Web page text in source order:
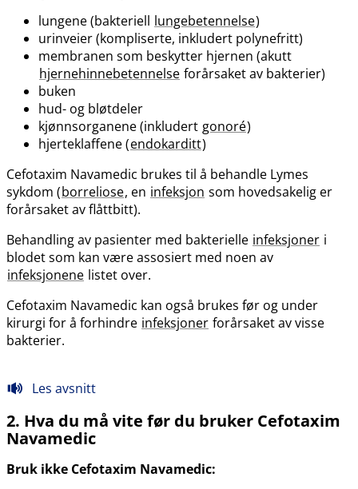
lungene (bakteriell lungebetennelse)
urinveier (kompliserte, inkludert polynefritt)
membranen som beskytter hjernen (akutt
hjernehinnebetennelse forårsaket av bakterier)
buken
hud- og bløtdeler
kjønnsorganene (inkludert gonoré)
hjerteklaffene (endokarditt)
Cefotaxim Navamedic brukes til å behandle Lymes
sykdom (borreliose, en infeksjon som hovedsakelig er
forårsaket av flåttbitt).
Behandling av pasienter med bakterielle infeksjoner i
blodet som kan være assosiert med noen av
infeksjonene listet over.
Cefotaxim Navamedic kan også brukes før og under
kirurgi for å forhindre infeksjoner forårsaket av visse
bakterier.
Les avsnitt
2. Hva du må vite før du bruker Cefotaxim
Navamedic
Bruk ikke Cefotaxim Navamedic: